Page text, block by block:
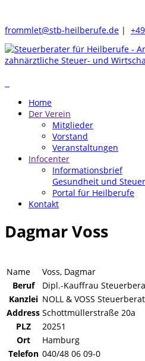
frommlet@stb-heilberufe.de |
Home
Der Verein
Mitglieder
Vorstand
Veranstaltungen
Infocenter
Informationsbrief
Gesundheit und
Portal für Heilberufe
Kontakt
Dagmar Voss
Name
Voss, Dagmar
Beruf
Dipl.-Kauffrau
Kanzlei NOLL & VOSS
Address Schottmüllerstraße 20a
PLZ
20251
Ort
Hamburg
Telefon 040/48 06 09-0